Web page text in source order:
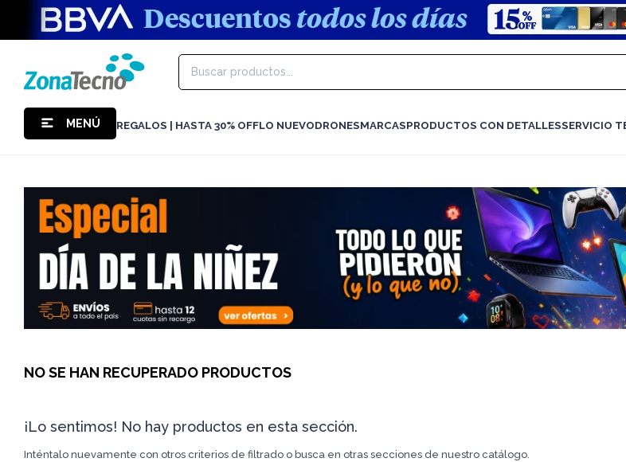
MENÚ REGALOS | HASTA 30% OFFLO NUEVODRONESMARCASPRODUCTOS CON DETALLESSERVICIO
NO SE HAN RECUPERADO PRODUCTOS
¡Lo sentimos! No hay productos en esta sección.
Inténtalo nuevamente con otros criterios de filtrado o busca en otras secciones de nuestro catálogo.